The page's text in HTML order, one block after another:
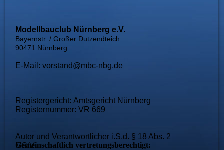
Modellbauclub Nürnberg e.V.
Bayernstr. / Großer Dutzendteich
90471 Nürnberg
E-Mail: vorstand@mbc-nbg.de
Registergericht: Amtsgericht Nürnberg
Registernummer: VR 669
Autor und Verantwortlicher i.S.d. § 18 Abs. 2
MStV
Gemeinschaftlich vertretungsberechtigt: